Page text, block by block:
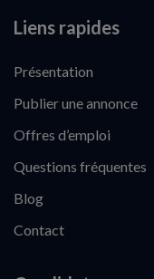
Liens rapides
Présentation
Publier une annonce
Offres d’emploi
Questions fréquentes
Blog
Contact